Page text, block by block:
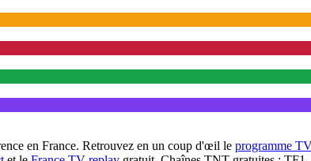
en France. Retrouvez en un coup d'œil le programme